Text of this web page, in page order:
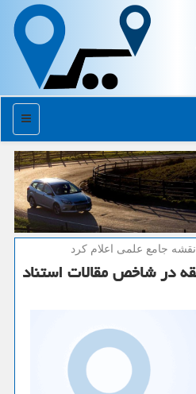
منو
جامع علمی اعلام كرد
در شاخص مقالات استناد